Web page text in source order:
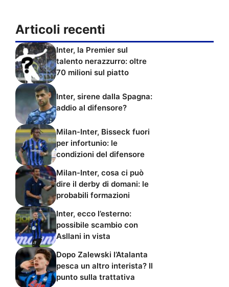
Articoli recenti
Inter, la Premier sul
talento nerazzurro: oltre
70 milioni sul piatto
Inter, sirene dalla Spagna:
addio al difensore?
Milan-Inter, Bisseck fuori
per infortunio: le
condizioni del difensore
Milan-Inter, cosa ci può
dire il derby di domani: le
probabili formazioni
Inter, ecco l’esterno:
possibile scambio con
Asllani in vista
Dopo Zalewski l’Atalanta
pesca un altro interista? Il
punto sulla trattativa